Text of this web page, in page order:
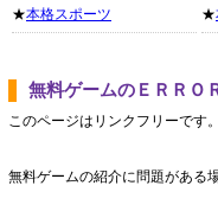
★本格スポーツ ★
無料ゲームのＥＲＲＯ
このページはリンクフリーです
無料ゲームの紹介に問題がある